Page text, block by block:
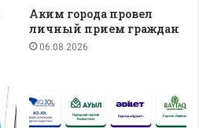
Аким города провел
личный прием граждан
06.08.2026